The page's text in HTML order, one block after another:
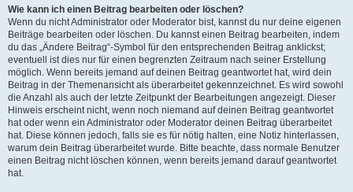
Wie kann ich einen Beitrag bearbeiten oder löschen?
Wenn du nicht Administrator oder Moderator bist, kannst du nur deine eigenen
Beiträge bearbeiten oder löschen. Du kannst einen Beitrag bearbeiten, indem
du das „Ändere Beitrag“-Symbol für den entsprechenden Beitrag anklickst;
eventuell ist dies nur für einen begrenzten Zeitraum nach seiner Erstellung
möglich. Wenn bereits jemand auf deinen Beitrag geantwortet hat, wird dein
Beitrag in der Themenansicht als überarbeitet gekennzeichnet. Es wird sowohl
die Anzahl als auch der letzte Zeitpunkt der Bearbeitungen angezeigt. Dieser
Hinweis erscheint nicht, wenn noch niemand auf deinen Beitrag geantwortet
hat oder wenn ein Administrator oder Moderator deinen Beitrag überarbeitet
hat. Diese können jedoch, falls sie es für nötig halten, eine Notiz hinterlassen,
warum dein Beitrag überarbeitet wurde. Bitte beachte, dass normale Benutzer
einen Beitrag nicht löschen können, wenn bereits jemand darauf geantwortet
hat.